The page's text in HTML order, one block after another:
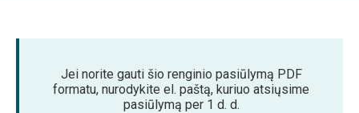
Jei norite gauti šio renginio pasiūlymą PDF
formatu, nurodykite el. paštą, kuriuo atsiųsime
pasiūlymą per 1 d. d.